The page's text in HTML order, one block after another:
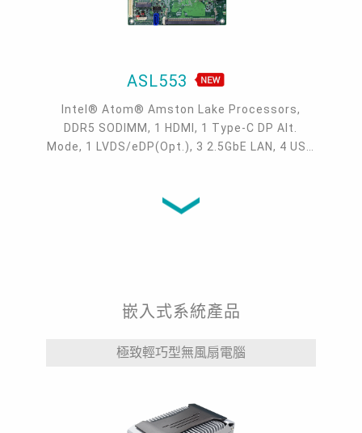
ASL553
Intel® Atom® Amston Lake Processors,
DDR5 SODIMM, 1 HDMI, 1 Type-C DP Alt.
Mode, 1 LVDS/eDP(Opt.), 3 2.5GbE LAN, 4 USB
嵌入式系統產品
極致輕巧型無風扇電腦